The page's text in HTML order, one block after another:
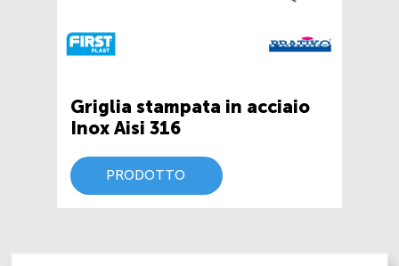
Griglia stampata in acciaio
Inox Aisi 316
PRODOTTO